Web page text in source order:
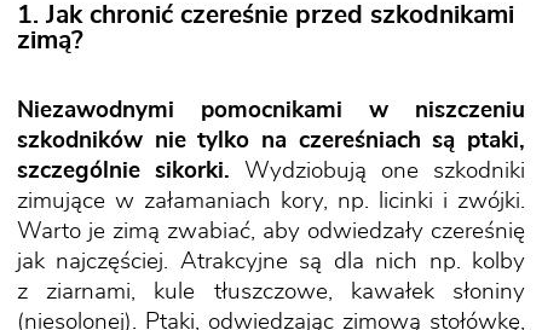
1. Jak chronić czereśnie przed szkodnikami
zimą?
Niezawodnymi pomocnikami w niszczeniu
szkodników nie tylko na czereśniach są ptaki,
szczególnie sikorki. Wydziobują one szkodniki
zimujące w załamaniach kory, np. licinki i zwójki.
Warto je zimą zwabiać, aby odwiedzały czereśnię
jak najczęściej. Atrakcyjne są dla nich np. kolby
z ziarnami, kule tłuszczowe, kawałek słoniny
(niesolonej). Ptaki, odwiedzając zimową stołówkę,